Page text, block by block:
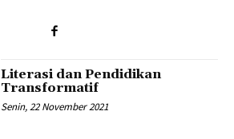
Literasi dan Pendidikan
Transformatif
Senin, 22 November 2021